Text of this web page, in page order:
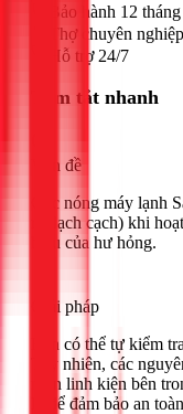
Bảo hành 12 tháng
Thợ chuyên nghiệp
Hỗ trợ 24/7
Tóm tắt nhanh
Vấn đề
Cục nóng máy lạnh
rè, lạch cạch) khi
hiệu của hư hỏng.
Giải pháp
Bạn có thể tự kiểm
Tuy nhiên, các
mòn linh kiện bên
lý để đảm bảo an